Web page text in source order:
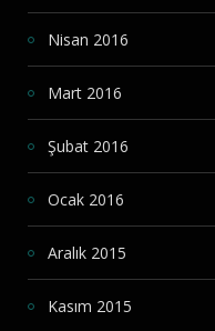
Nisan 2016
Mart 2016
Şubat 2016
Ocak 2016
Aralık 2015
Kasım 2015